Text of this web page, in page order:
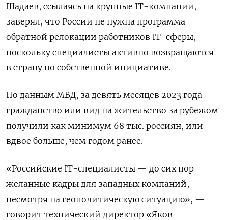
Шадаев, ссылаясь на крупные IT-компании,
заверял, что России не нужна программа
обратной релокации работников IT-сферы,
поскольку специалисты активно возвращаются
в страну по собственной инициативе.
По данным МВД, за девять месяцев 2023 года
гражданство или вид на жительство за рубежом
получили как минимум 68 тыс. россиян, или
вдвое больше, чем годом ранее.
«Российские IT-специалисты — до сих пор
желанные кадры для западных компаний,
несмотря на геополитическую ситуацию», —
говорит технический директор «Яков